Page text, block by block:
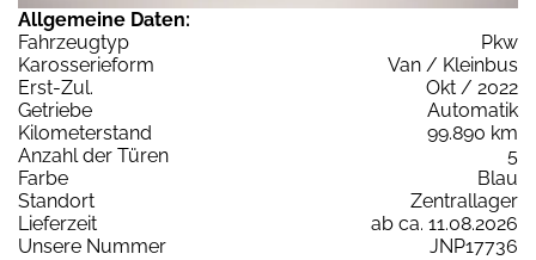
Allgemeine Daten:
Fahrzeugtyp
Pkw
Karosserieform
Van / Kleinbus
Erst-Zul.
Okt / 2022
Getriebe
Automatik
Kilometerstand
99.890 km
Anzahl der Türen
5
Farbe
Blau
Standort
Zentrallager
Lieferzeit
ab ca. 11.08.2026
Unsere Nummer
JNP17736